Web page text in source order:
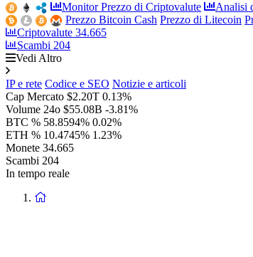
Monitor Prezzo di Criptovalute Analisi
Prezzo Bitcoin Cash Prezzo di Litecoin
Criptovalute 34.665
Scambi 204
Vedi Altro
IP e rete Codice e SEO Notizie e articoli
Cap Mercato $2.20T 0.13%
Volume 24o $55.08B -3.81%
BTC % 58.8594% 0.02%
ETH % 10.4745% 1.23%
Monete 34.665
Scambi 204
In tempo reale